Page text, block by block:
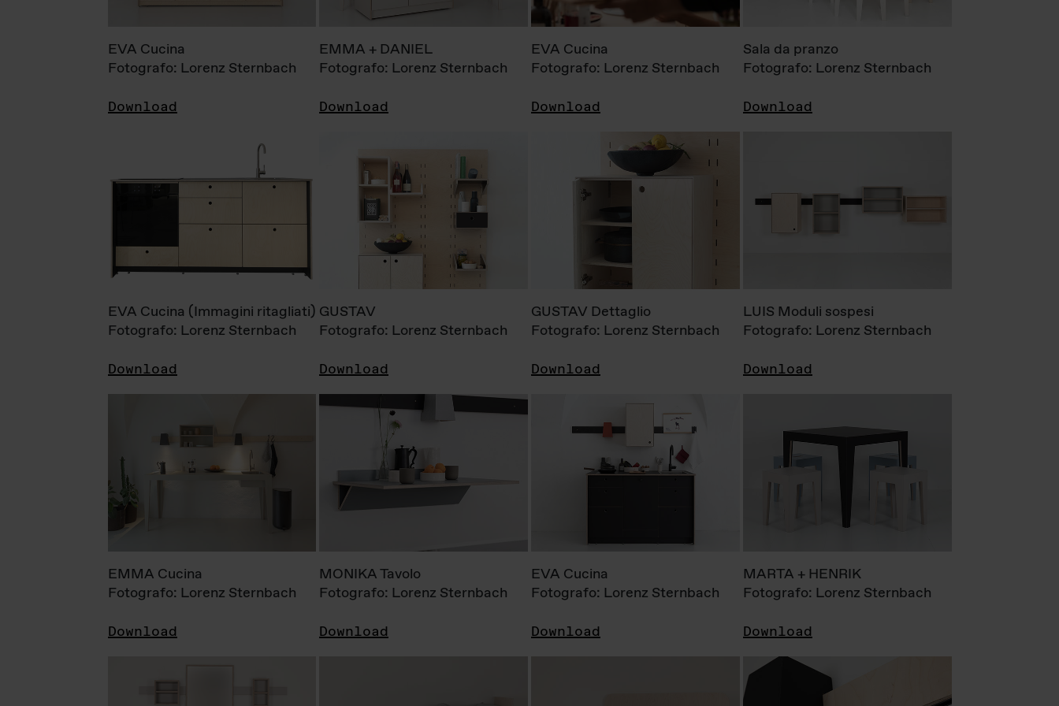
EVA Cucina
Fotografo: Lorenz Sternbach
Download
EMMA + DANIEL
Fotografo: Lorenz Sternbach
Download
EVA Cucina
Fotografo: Lorenz Sternbach
Download
Sala da pranzo
Fotografo: Lorenz Sternbach
Download
EVA Cucina (Immagini ritagliati)
Fotografo: Lorenz Sternbach
Download
GUSTAV
Fotografo: Lorenz Sternbach
Download
GUSTAV Dettaglio
Fotografo: Lorenz Sternbach
Download
LUIS Moduli sospesi
Fotografo: Lorenz Sternbach
Download
EMMA Cucina
Fotografo: Lorenz Sternbach
Download
MONIKA Tavolo
Fotografo: Lorenz Sternbach
Download
EVA Cucina
Fotografo: Lorenz Sternbach
Download
MARTA + HENRIK
Fotografo: Lorenz Sternbach
Download